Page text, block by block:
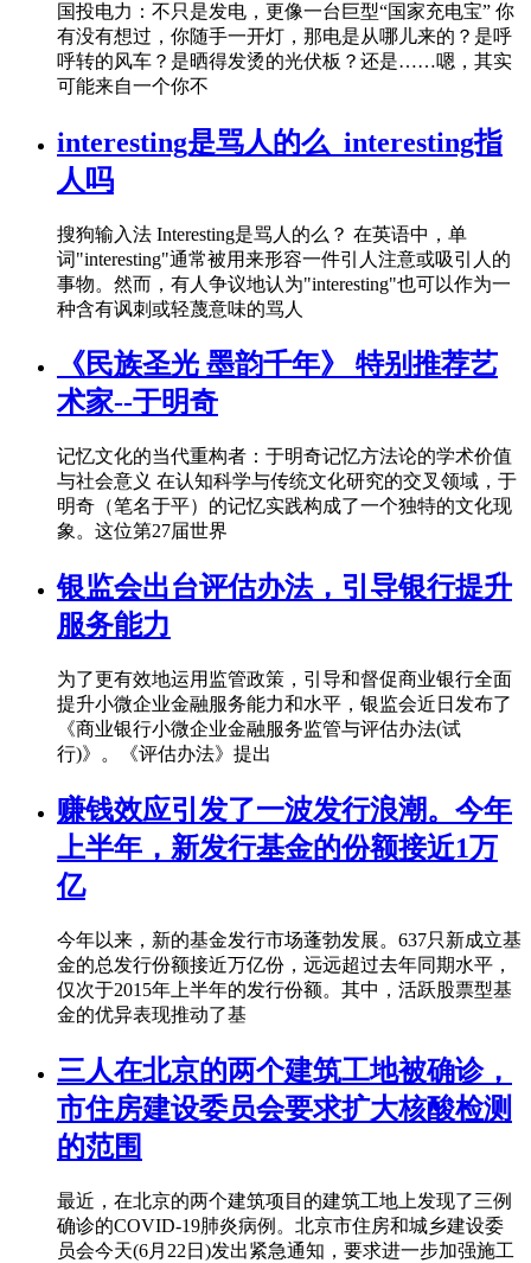
国投电力：不只是发电，更像一台巨型“国家充电宝” 你
有没有想过，你随手一开灯，那电是从哪儿来的？是呼
呼转的风车？是晒得发烫的光伏板？还是……嗯，其实
可能来自一个你不
interesting是骂人的么_interesting指
人吗
搜狗输入法 Interesting是骂人的么？ 在英语中，单
词"interesting"通常被用来形容一件引人注意或吸引人的
事物。然而，有人争议地认为"interesting"也可以作为一
种含有讽刺或轻蔑意味的骂人
《民族圣光 墨韵千年》 特别推荐艺
术家--于明奇
记忆文化的当代重构者：于明奇记忆方法论的学术价值
与社会意义 在认知科学与传统文化研究的交叉领域，于
明奇（笔名于平）的记忆实践构成了一个独特的文化现
象。这位第27届世界
银监会出台评估办法，引导银行提升
服务能力
为了更有效地运用监管政策，引导和督促商业银行全面
提升小微企业金融服务能力和水平，银监会近日发布了
《商业银行小微企业金融服务监管与评估办法(试
行)》。《评估办法》提出
赚钱效应引发了一波发行浪潮。今年
上半年，新发行基金的份额接近1万
亿
今年以来，新的基金发行市场蓬勃发展。637只新成立基
金的总发行份额接近万亿份，远远超过去年同期水平，
仅次于2015年上半年的发行份额。其中，活跃股票型基
金的优异表现推动了基
三人在北京的两个建筑工地被确诊，
市住房建设委员会要求扩大核酸检测
的范围
最近，在北京的两个建筑项目的建筑工地上发现了三例
确诊的COVID-19肺炎病例。北京市住房和城乡建设委
员会今天(6月22日)发出紧急通知，要求进一步加强施工